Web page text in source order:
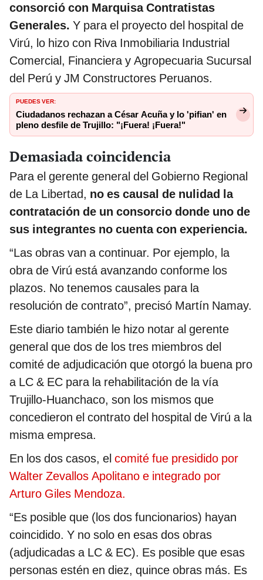
consorció con Marquisa Contratistas
Generales. Y para el proyecto del hospital de
Virú, lo hizo con Riva Inmobiliaria Industrial
Comercial, Financiera y Agropecuaria Sucursal
del Perú y JM Constructores Peruanos.
PUEDES VER:
Ciudadanos rechazan a César Acuña y lo 'pifian' en
pleno desfile de Trujillo: "¡Fuera! ¡Fuera!"
Demasiada coincidencia
Para el gerente general del Gobierno Regional
de La Libertad, no es causal de nulidad la
contratación de un consorcio donde uno de
sus integrantes no cuenta con experiencia.
“Las obras van a continuar. Por ejemplo, la
obra de Virú está avanzando conforme los
plazos. No tenemos causales para la
resolución de contrato”, precisó Martín Namay.
Este diario también le hizo notar al gerente
general que dos de los tres miembros del
comité de adjudicación que otorgó la buena pro
a LC & EC para la rehabilitación de la vía
Trujillo-Huanchaco, son los mismos que
concedieron el contrato del hospital de Virú a la
misma empresa.
En los dos casos, el comité fue presidido por
Walter Zevallos Apolitano e integrado por
Arturo Giles Mendoza.
“Es posible que (los dos funcionarios) hayan
coincidido. Y no solo en esas dos obras
(adjudicadas a LC & EC). Es posible que esas
personas estén en diez, quince obras más. Es